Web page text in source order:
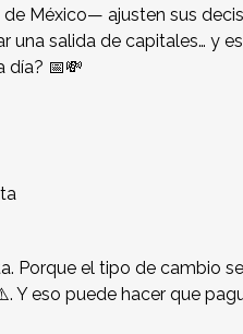
México— ajusten sus
una salida de capitales… y
día? 📅💸
Porque el tipo de cambio
Y eso puede hacer que